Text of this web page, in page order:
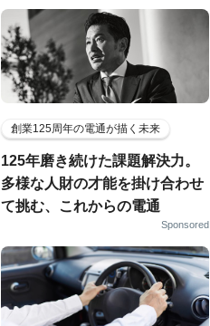
創業125周年の電通が描く未来
125年磨き続けた課題解決力。
多様な人財の才能を掛け合わせ
て挑む、これからの電通
Sponsored